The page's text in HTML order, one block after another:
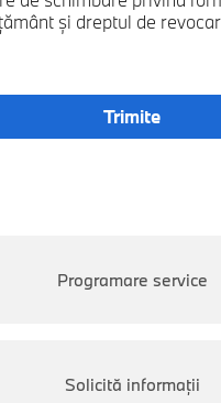
și dreptul de
Programare service
Solicită informații